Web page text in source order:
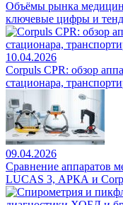
Объёмы рынка
ключевые цифры и
10.04.2026
Corpuls CPR: обзор
стационара,
09.04.2026
Сравнение аппаратов
LUCAS 3, АРКА и